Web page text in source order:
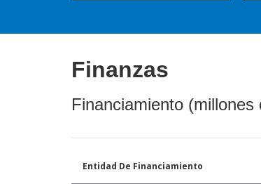
Finanzas
Financiamiento (millones
Entidad De Financiamiento